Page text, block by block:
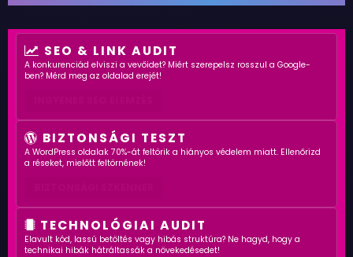
SEO & LINK AUDIT
A konkurenciád elviszi a vevőidet? Miért szerepelsz rosszul a Google-
ben? Mérd meg az oldalad erejét!
BIZTONSÁGI TESZT
A WordPress oldalak 70%-át feltörik a hiányos védelem miatt. Ellenőrizd
a réseket, mielőtt feltörnének!
TECHNOLÓGIAI AUDIT
Elavult kód, lassú betöltés vagy hibás struktúra? Ne hagyd, hogy a
technikai hibák hátráltassák a növekedésedet!